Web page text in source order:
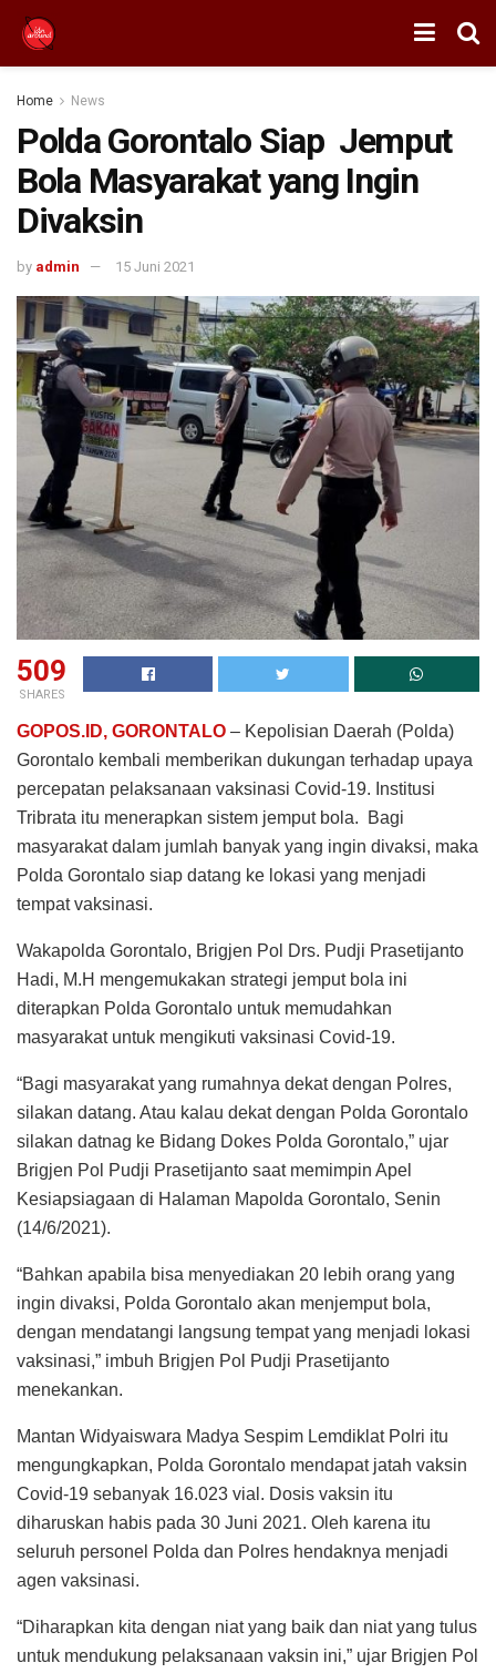
Home News
Polda Gorontalo Siap Jemput
Bola Masyarakat yang Ingin
Divaksin
by admin 15 Juni 2021
509
SHARES
GOPOS.ID, GORONTALO – Kepolisian Daerah (Polda)
Gorontalo kembali memberikan dukungan terhadap upaya
percepatan pelaksanaan vaksinasi Covid-19. Institusi
Tribrata itu menerapkan sistem jemput bola. Bagi
masyarakat dalam jumlah banyak yang ingin divaksi, maka
Polda Gorontalo siap datang ke lokasi yang menjadi
tempat vaksinasi.
Wakapolda Gorontalo, Brigjen Pol Drs. Pudji Prasetijanto
Hadi, M.H mengemukakan strategi jemput bola ini
diterapkan Polda Gorontalo untuk memudahkan
masyarakat untuk mengikuti vaksinasi Covid-19.
“Bagi masyarakat yang rumahnya dekat dengan Polres,
silakan datang. Atau kalau dekat dengan Polda Gorontalo
silakan datnag ke Bidang Dokes Polda Gorontalo,” ujar
Brigjen Pol Pudji Prasetijanto saat memimpin Apel
Kesiapsiagaan di Halaman Mapolda Gorontalo, Senin
(14/6/2021).
“Bahkan apabila bisa menyediakan 20 lebih orang yang
ingin divaksi, Polda Gorontalo akan menjemput bola,
dengan mendatangi langsung tempat yang menjadi lokasi
vaksinasi,” imbuh Brigjen Pol Pudji Prasetijanto
menekankan.
Mantan Widyaiswara Madya Sespim Lemdiklat Polri itu
mengungkapkan, Polda Gorontalo mendapat jatah vaksin
Covid-19 sebanyak 16.023 vial. Dosis vaksin itu
diharuskan habis pada 30 Juni 2021. Oleh karena itu
seluruh personel Polda dan Polres hendaknya menjadi
agen vaksinasi.
“Diharapkan kita dengan niat yang baik dan niat yang tulus
untuk mendukung pelaksanaan vaksin ini,” ujar Brigjen Pol